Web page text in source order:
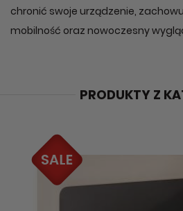
chronić swoje urządzenie,
mobilność oraz nowoczesny
PRODUKTY Z